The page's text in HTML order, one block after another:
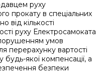
руху
прокату в спеціальних
від кількості
руху Електросамоката
умов
перерахунку вартості
якої компенсації, а
безпеки